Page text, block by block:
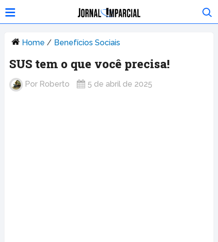
Home / Benefícios Sociais
SUS tem o que você precisa!
Por Roberto 5 de abril de 2025